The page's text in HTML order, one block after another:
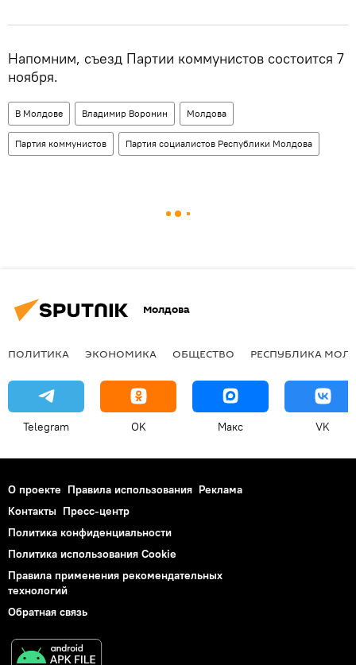
Напомним, съезд Партии коммунистов состоится 7
ноября.
В Молдове Владимир Воронин Молдова
Партия коммунистов Партия социалистов Республики Молдова
Молдова
ПОЛИТИКА ЭКОНОМИКА ОБЩЕСТВО РЕСПУБЛИКА
Telegram OK Макс VK
О проекте Правила использования Реклама
Контакты Пресс-центр
Политика конфиденциальности
Политика использования Cookie
Правила применения рекомендательных
технологий
Обратная связь